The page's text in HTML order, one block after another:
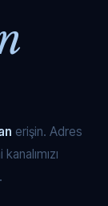
erişin. Adres